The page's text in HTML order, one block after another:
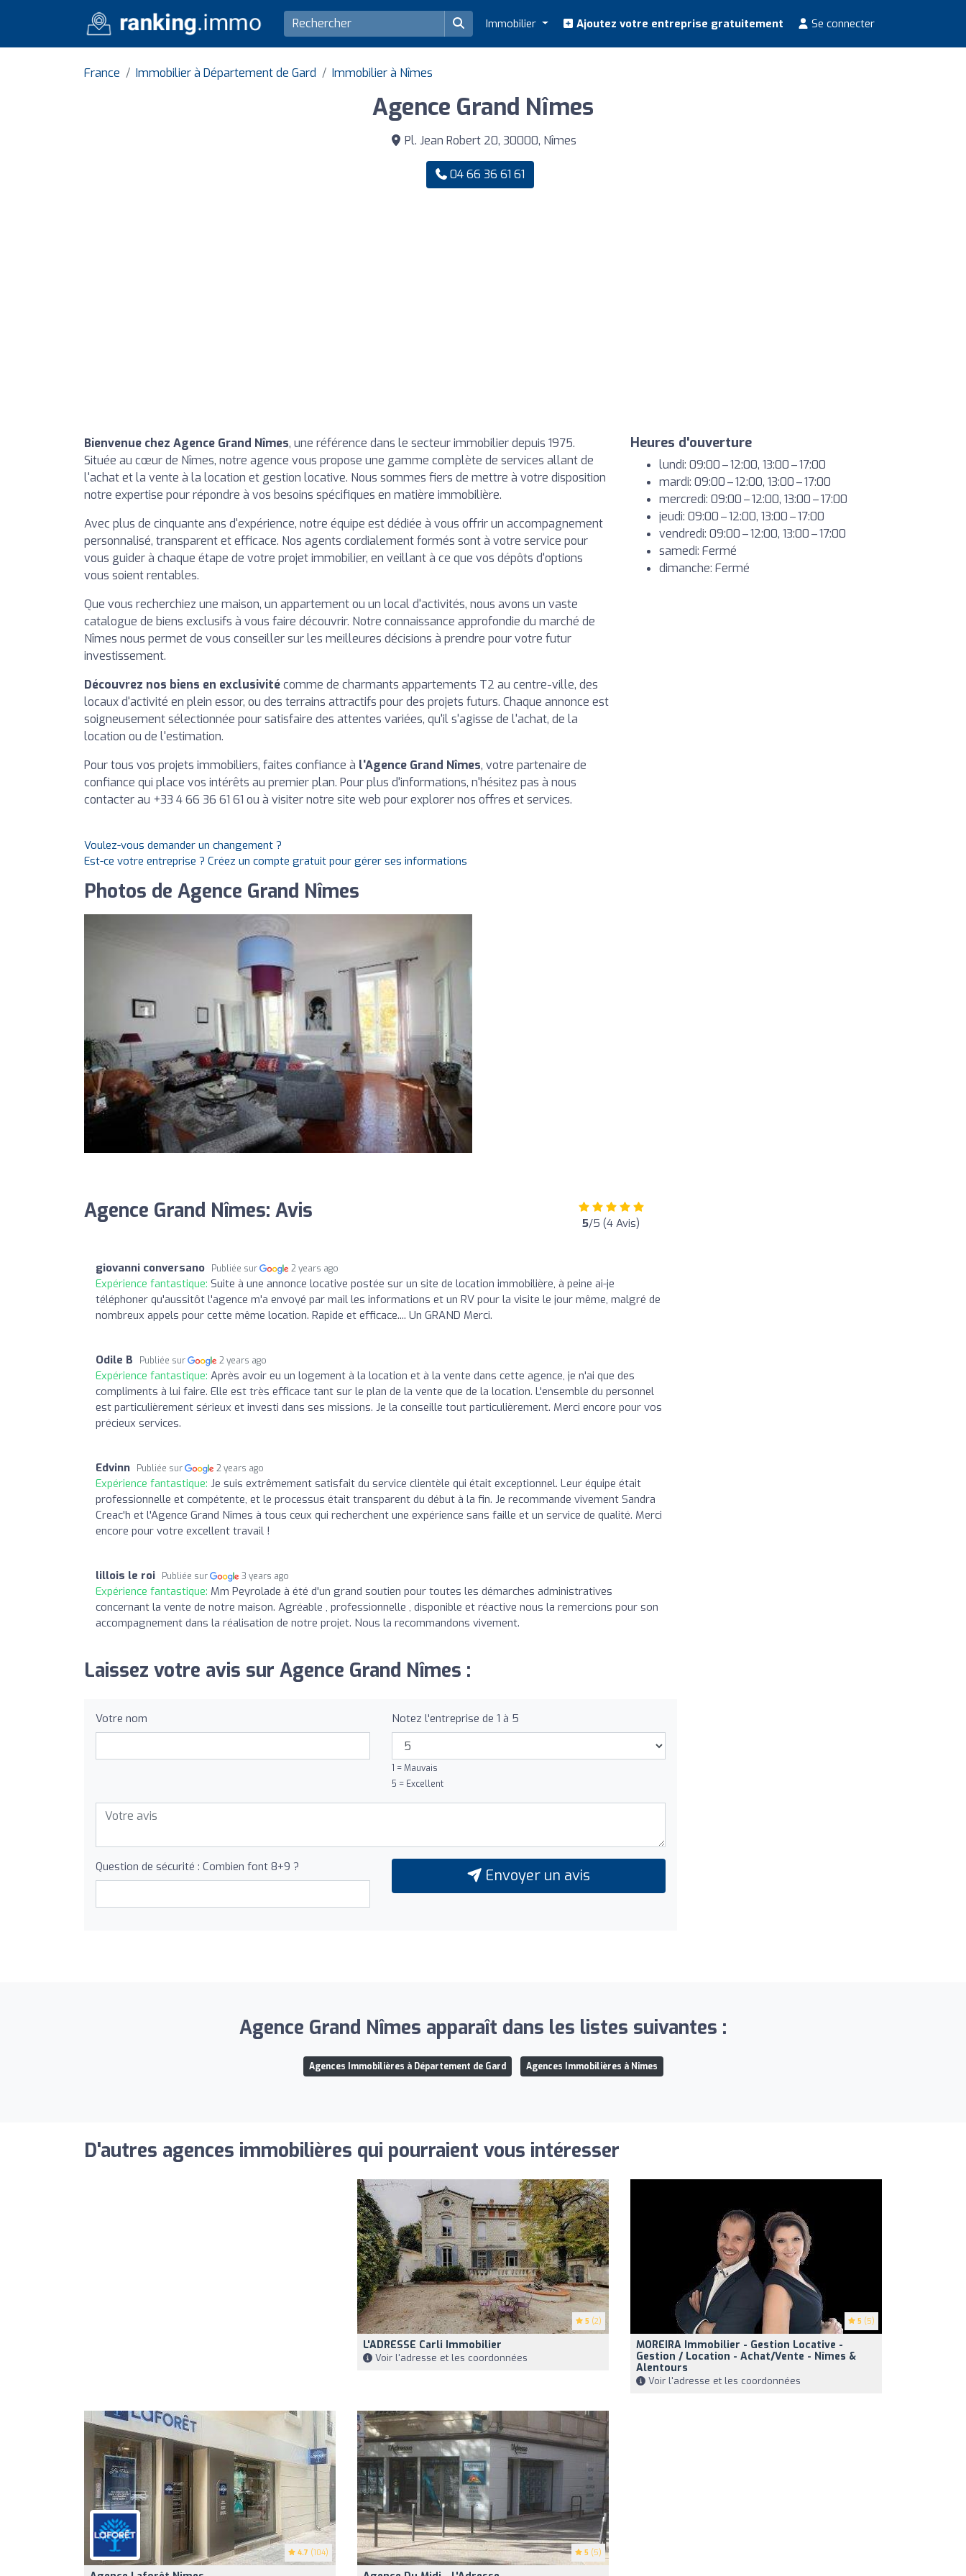
Immobilier Ajoutez votre entreprise gratuitement Se connecter
France Immobilier à Département de Gard Immobilier à Nîmes
Agence Grand Nîmes
Pl. Jean Robert 20, 30000, Nîmes
04 66 36 61 61
Bienvenue chez Agence Grand Nîmes, une référence dans le secteur immobilier depuis 1975.
Située au cœur de Nîmes, notre agence vous propose une gamme complète de services allant de
l'achat et la vente à la location et gestion locative. Nous sommes fiers de mettre à votre disposition
notre expertise pour répondre à vos besoins spécifiques en matière immobilière.
Avec plus de cinquante ans d'expérience, notre équipe est dédiée à vous offrir un accompagnement
personnalisé, transparent et efficace. Nos agents cordialement formés sont à votre service pour
vous guider à chaque étape de votre projet immobilier, en veillant à ce que vos dépôts d'options
vous soient rentables.
Que vous recherchiez une maison, un appartement ou un local d'activités, nous avons un vaste
catalogue de biens exclusifs à vous faire découvrir. Notre connaissance approfondie du marché de
Nîmes nous permet de vous conseiller sur les meilleures décisions à prendre pour votre futur
investissement.
Découvrez nos biens en exclusivitécomme de charmants appartements T2 au centre-ville, des
locaux d'activité en plein essor, ou des terrains attractifs pour des projets futurs. Chaque annonce est
soigneusement sélectionnée pour satisfaire des attentes variées, qu'il s'agisse de l'achat, de la
location ou de l'estimation.
Pour tous vos projets immobiliers, faites confiance à l'Agence Grand Nîmes, votre partenaire de
confiance qui place vos intérêts au premier plan. Pour plus d'informations, n'hésitez pas à nous
contacter au +33 4 66 36 61 61 ou à visiter notre site web pour explorer nos offres et services.
Heures d'ouverture
lundi: 09:00 – 12:00, 13:00 – 17:00
mardi: 09:00 – 12:00, 13:00 – 17:00
mercredi: 09:00 – 12:00, 13:00 – 17:00
jeudi: 09:00 – 12:00, 13:00 – 17:00
vendredi: 09:00 – 12:00, 13:00 – 17:00
samedi: Fermé
dimanche: Fermé
Voulez-vous demander un changement ?
Est-ce votre entreprise ? Créez un compte gratuit pour gérer ses informations
Photos de Agence Grand Nîmes
Agence Grand Nîmes: Avis 5/5 (4 Avis)
giovanni conversano Publiée sur 2 years ago
Expérience fantastique: Suite à une annonce locative postée sur un site de location immobilière, à peine ai-je
téléphoner qu'aussitôt l'agence m'a envoyé par mail les informations et un RV pour la visite le jour même, malgré de
nombreux appels pour cette même location. Rapide et efficace.... Un GRAND Merci.
Odile B Publiée sur 2 years ago
Expérience fantastique: Après avoir eu un logement à la location et à la vente dans cette agence, je n'ai que des
compliments à lui faire. Elle est très efficace tant sur le plan de la vente que de la location. L'ensemble du personnel
est particulièrement sérieux et investi dans ses missions. Je la conseille tout particulièrement. Merci encore pour vos
précieux services.
Edvinn Publiée sur 2 years ago
Expérience fantastique: Je suis extrêmement satisfait du service clientèle qui était exceptionnel. Leur équipe était
professionnelle et compétente, et le processus était transparent du début à la fin. Je recommande vivement Sandra
Creac'h et l'Agence Grand Nîmes à tous ceux qui recherchent une expérience sans faille et un service de qualité. Merci
encore pour votre excellent travail !
lillois le roi Publiée sur 3 years ago
Expérience fantastique: Mm Peyrolade à été d'un grand soutien pour toutes les démarches administratives
concernant la vente de notre maison. Agréable , professionnelle , disponible et réactive nous la remercions pour son
accompagnement dans la réalisation de notre projet. Nous la recommandons vivement.
Laissez votre avis sur Agence Grand Nîmes :
Votre nom Notez l'entreprise de 1 à 5
1 = Mauvais
5 = Excellent
Question de sécurité : Combien font 8+9 ? Envoyer un avis
Agence Grand Nîmes apparaît dans les listes suivantes :
Agences Immobilières à Département de Gard Agences Immobilières à Nîmes
D'autres agences immobilières qui pourraient vous intéresser
5 (2)
L'ADRESSE Carli Immobilier
Voir l'adresse et les coordonnées
5 (5)
MOREIRA Immobilier - Gestion Locative -
Gestion / Location - Achat/Vente - Nîmes &
Alentours
Voir l'adresse et les coordonnées
4.7 (104) 5 (5)